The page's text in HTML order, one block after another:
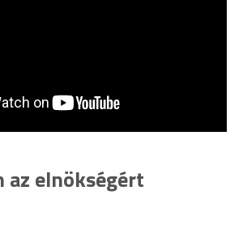
az elnökségért